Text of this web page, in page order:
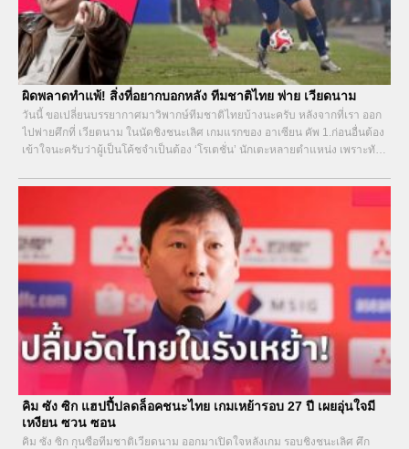
ผิดพลาดทำแพ้! สิ่งที่อยากบอกหลัง ทีมชาติไทย พ่าย เวียดนาม
วันนี้ ขอเปลี่ยนบรรยากาศมาวิพากษ์ทีมชาติไทยบ้างนะครับ หลังจากที่เรา ออก
ไปพ่ายศึกที่ เวียตนาม ในนัดชิงชนะเลิศ เกมแรกของ อาเซียน คัพ 1.ก่อนอื่นต้อง
เข้าใจนะครับว่าผู้เป็นโค้ชจำเป็นต้อง ‘โรเตชั่น’ นักเตะหลายตำแหน่ง เพราะทัวร์
คิม ซัง ซิก แฮปปี้ปลดล็อคชนะไทย เกมเหย้ารอบ 27 ปี เผยอุ่นใจมี
เหงียน ซวน ซอน
คิม ซัง ซิก กุนซือทีมชาติเวียดนาม ออกมาเปิดใจหลังเกม รอบชิงชนะเลิศ ศึก